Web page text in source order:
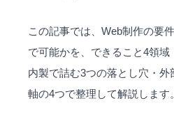
この記事では、 Web制作の要
で可能かを、できること4領域
内製で詰む3つの落とし穴・
軸の4つで整理して解説します。